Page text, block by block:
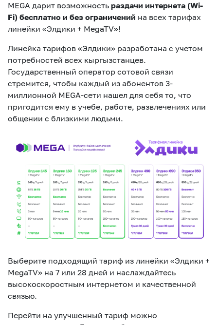
MEGA дарит возможность раздачи интернета (Wi-
Fi) бесплатно и без ограничений на всех тарифах
линейки «Элдики + MegaTV»!
Линейка тарифов «Элдики» разработана с учетом
потребностей всех кыргызстанцев.
Государственный оператор сотовой связи
стремится, чтобы каждый из абонентов 3-
миллионной MEGA-сети нашел для себя то, что
пригодится ему в учебе, работе, развлечениях или
общении с близкими людьми.
Выберите подходящий тариф из линейки «Элдики +
MegaTV» на 7 или 28 дней и наслаждайтесь
высокоскоростным интернетом и качественной
связью.
Перейти на улучшенный тариф можно